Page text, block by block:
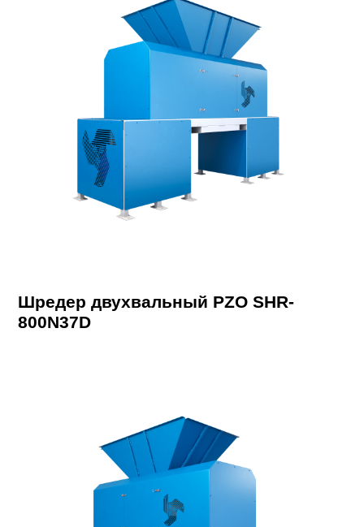
Шредер двухвальный PZO SHR-
800N37D